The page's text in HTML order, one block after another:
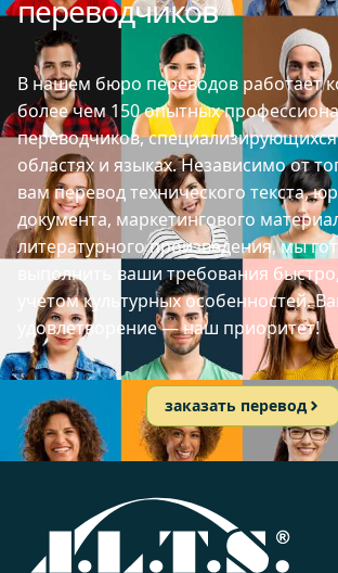
переводчиков
В нашем бюро переводов работает
более чем 150 опытных
переводчиков,
областях и языках. Независимо от
вам перевод технического текста,
документа, маркетингового
литературного произведения, мы
выполнить ваши требования
учетом культурных особенностей.
удовлетворение — наш приоритет!
заказать перевод